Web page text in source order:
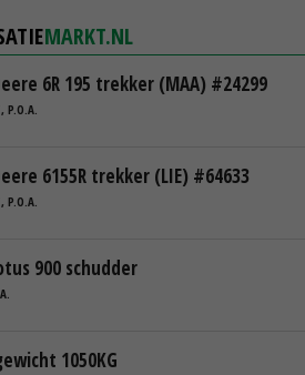
MARKT.NL
6R 195 trekker (MAA) #24299
P.O.A.
6155R trekker (LIE) #64633
P.O.A.
900 schudder
1050KG